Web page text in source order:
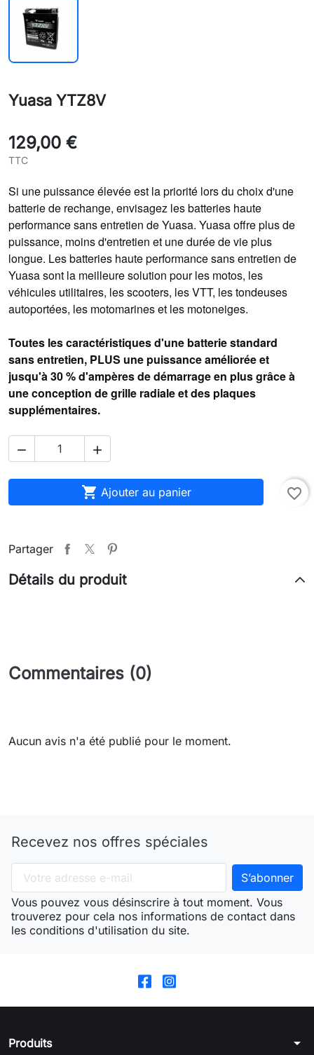
Yuasa YTZ8V
129,00 €
TTC
Si une puissance élevée est la priorité lors du choix d'une
batterie de rechange, envisagez les batteries haute
performance sans entretien de Yuasa. Yuasa offre plus de
puissance, moins d'entretien et une durée de vie plus
longue. Les batteries haute performance sans entretien de
Yuasa sont la meilleure solution pour les motos, les
véhicules utilitaires, les scooters, les VTT, les tondeuses
autoportées, les motomarines et les motoneiges.
Toutes les caractéristiques d'une batterie standard
sans entretien, PLUS une puissance améliorée et
jusqu'à 30 % d'ampères de démarrage en plus grâce à
une conception de grille radiale et des plaques
supplémentaires.
 
 Ajouter au panier favorite_border
Partager
Détails du produit
Commentaires (0)
Aucun avis n'a été publié pour le moment.
Recevez nos offres spéciales
Vous pouvez vous désinscrire à tout moment. Vous
trouverez pour cela nos informations de contact dans
les conditions d'utilisation du site.
Produits arrow_drop_down